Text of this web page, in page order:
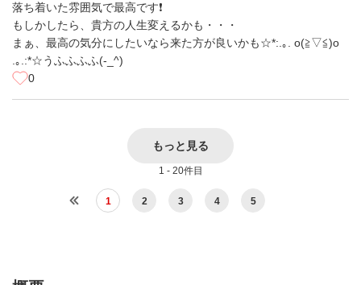
落ち着いた雰囲気で最高です❗
もしかしたら、貴方の人生変えるかも・・・
まぁ、最高の気分にしたいなら来た方が良いかも☆*:.｡. o(≧▽≦)o
.｡.:*☆うふふふふ(-_^)
0
もっと見る
1 - 20件目
1 2 3 4 5